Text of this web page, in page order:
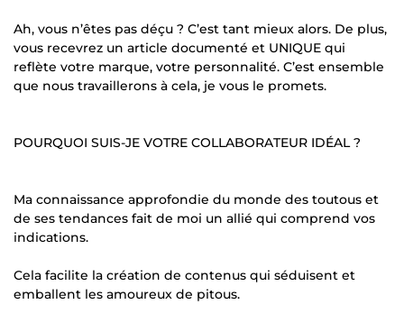
Ah, vous n’êtes pas déçu ? C’est tant mieux alors. De plus,
vous recevrez un article documenté et UNIQUE qui
reflète votre marque, votre personnalité. C’est ensemble
que nous travaillerons à cela, je vous le promets.
POURQUOI SUIS-JE VOTRE COLLABORATEUR IDÉAL ?
Ma connaissance approfondie du monde des toutous et
de ses tendances fait de moi un allié qui comprend vos
indications.
Cela facilite la création de contenus qui séduisent et
emballent les amoureux de pitous.